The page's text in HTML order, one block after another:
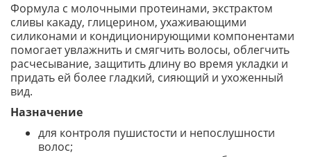
Формула с молочными протеинами, экстрактом
сливы какаду, глицерином, ухаживающими
силиконами и кондиционирующими компонентами
помогает увлажнить и смягчить волосы, облегчить
расчесывание, защитить длину во время укладки и
придать ей более гладкий, сияющий и ухоженный
вид.
Назначение
для контроля пушистости и непослушности
волос;